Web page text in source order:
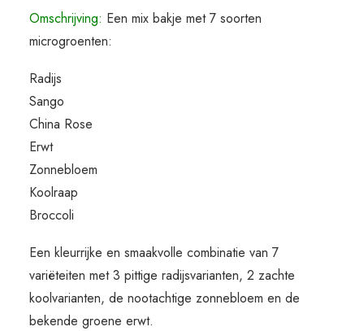
Omschrijving: Een mix bakje met 7 soorten
microgroenten:
Radijs
Sango
China Rose
Erwt
Zonnebloem
Koolraap
Broccoli
Een kleurrijke en smaakvolle combinatie van 7
variëteiten met 3 pittige radijsvarianten, 2 zachte
koolvarianten, de nootachtige zonnebloem en de
bekende groene erwt.